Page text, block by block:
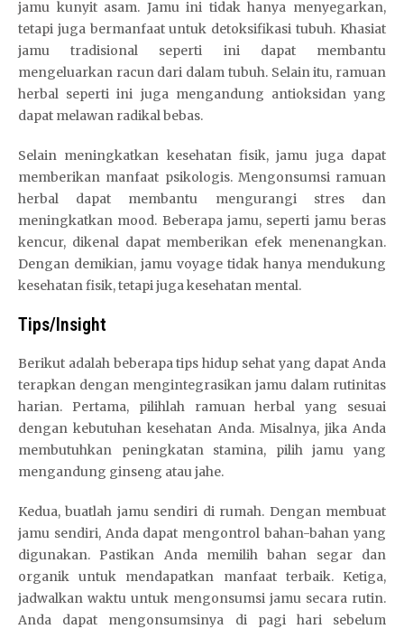
jamu kunyit asam. Jamu ini tidak hanya menyegarkan,
tetapi juga bermanfaat untuk detoksifikasi tubuh. Khasiat
jamu tradisional seperti ini dapat membantu
mengeluarkan racun dari dalam tubuh. Selain itu, ramuan
herbal seperti ini juga mengandung antioksidan yang
dapat melawan radikal bebas.
Selain meningkatkan kesehatan fisik, jamu juga dapat
memberikan manfaat psikologis. Mengonsumsi ramuan
herbal dapat membantu mengurangi stres dan
meningkatkan mood. Beberapa jamu, seperti jamu beras
kencur, dikenal dapat memberikan efek menenangkan.
Dengan demikian, jamu voyage tidak hanya mendukung
kesehatan fisik, tetapi juga kesehatan mental.
Tips/Insight
Berikut adalah beberapa tips hidup sehat yang dapat Anda
terapkan dengan mengintegrasikan jamu dalam rutinitas
harian. Pertama, pilihlah ramuan herbal yang sesuai
dengan kebutuhan kesehatan Anda. Misalnya, jika Anda
membutuhkan peningkatan stamina, pilih jamu yang
mengandung ginseng atau jahe.
Kedua, buatlah jamu sendiri di rumah. Dengan membuat
jamu sendiri, Anda dapat mengontrol bahan-bahan yang
digunakan. Pastikan Anda memilih bahan segar dan
organik untuk mendapatkan manfaat terbaik. Ketiga,
jadwalkan waktu untuk mengonsumsi jamu secara rutin.
Anda dapat mengonsumsinya di pagi hari sebelum